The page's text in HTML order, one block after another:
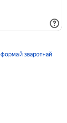
формай зваротнай